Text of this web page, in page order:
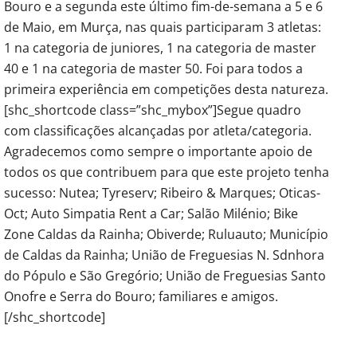
Bouro e a segunda este último fim-de-semana a 5 e 6
de Maio, em Murça, nas quais participaram 3 atletas:
1 na categoria de juniores, 1 na categoria de master
40 e 1 na categoria de master 50. Foi para todos a
primeira experiência em competições desta natureza.
[shc_shortcode class=”shc_mybox”]Segue quadro
com classificações alcançadas por atleta/categoria.
Agradecemos como sempre o importante apoio de
todos os que contribuem para que este projeto tenha
sucesso: Nutea; Tyreserv; Ribeiro & Marques; Oticas-
Oct; Auto Simpatia Rent a Car; Salão Milénio; Bike
Zone Caldas da Rainha; Obiverde; Ruluauto; Município
de Caldas da Rainha; União de Freguesias N. Sdnhora
do Pópulo e São Gregório; União de Freguesias Santo
Onofre e Serra do Bouro; familiares e amigos.
[/shc_shortcode]